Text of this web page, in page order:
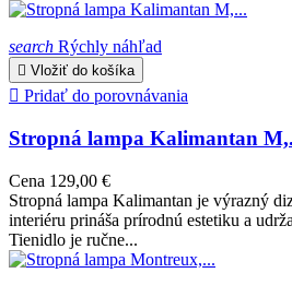
search Rýchly náhľad
 Vložiť do košíka
 Pridať do porovnávania
Stropná lampa Kalimantan
Cena 129,00 €
Stropná lampa Kalimantan je výrazný
interiéru prináša prírodnú estetiku a
Tienidlo je ručne...